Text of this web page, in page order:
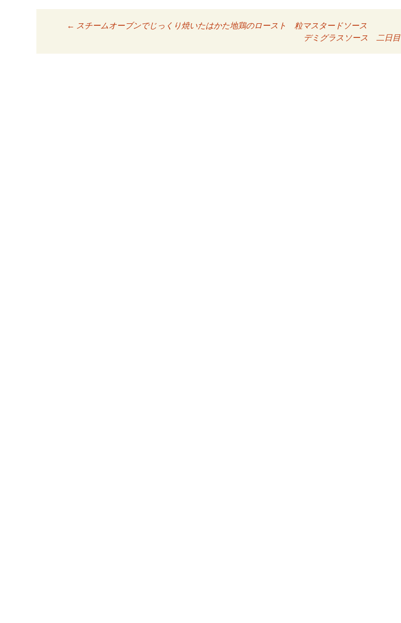
← スチームオーブンでじっくり焼いたはかた地鶏のロースト 粒マスタードソース
デミグラスソース 二日目